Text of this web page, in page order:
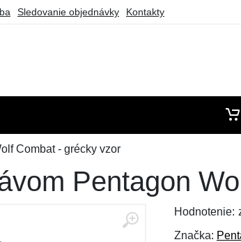
Sledovanie objednávky Kontakty
Combat - grécky vzor
Pentagon
Hodnotenie:
Značka: